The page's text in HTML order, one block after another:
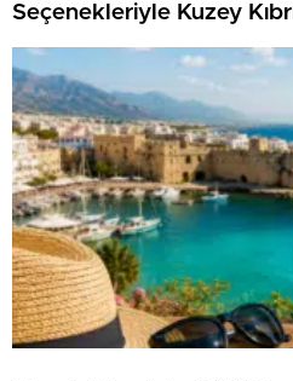
Seçenekleriyle Kuzey